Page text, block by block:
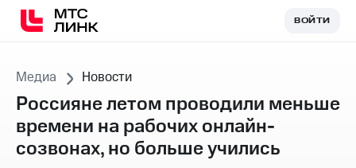
ВОЙТИВОЙТИ
Медиа Новости
Россияне летом проводили меньше
времени на рабочих онлайн-
созвонах, но больше учились